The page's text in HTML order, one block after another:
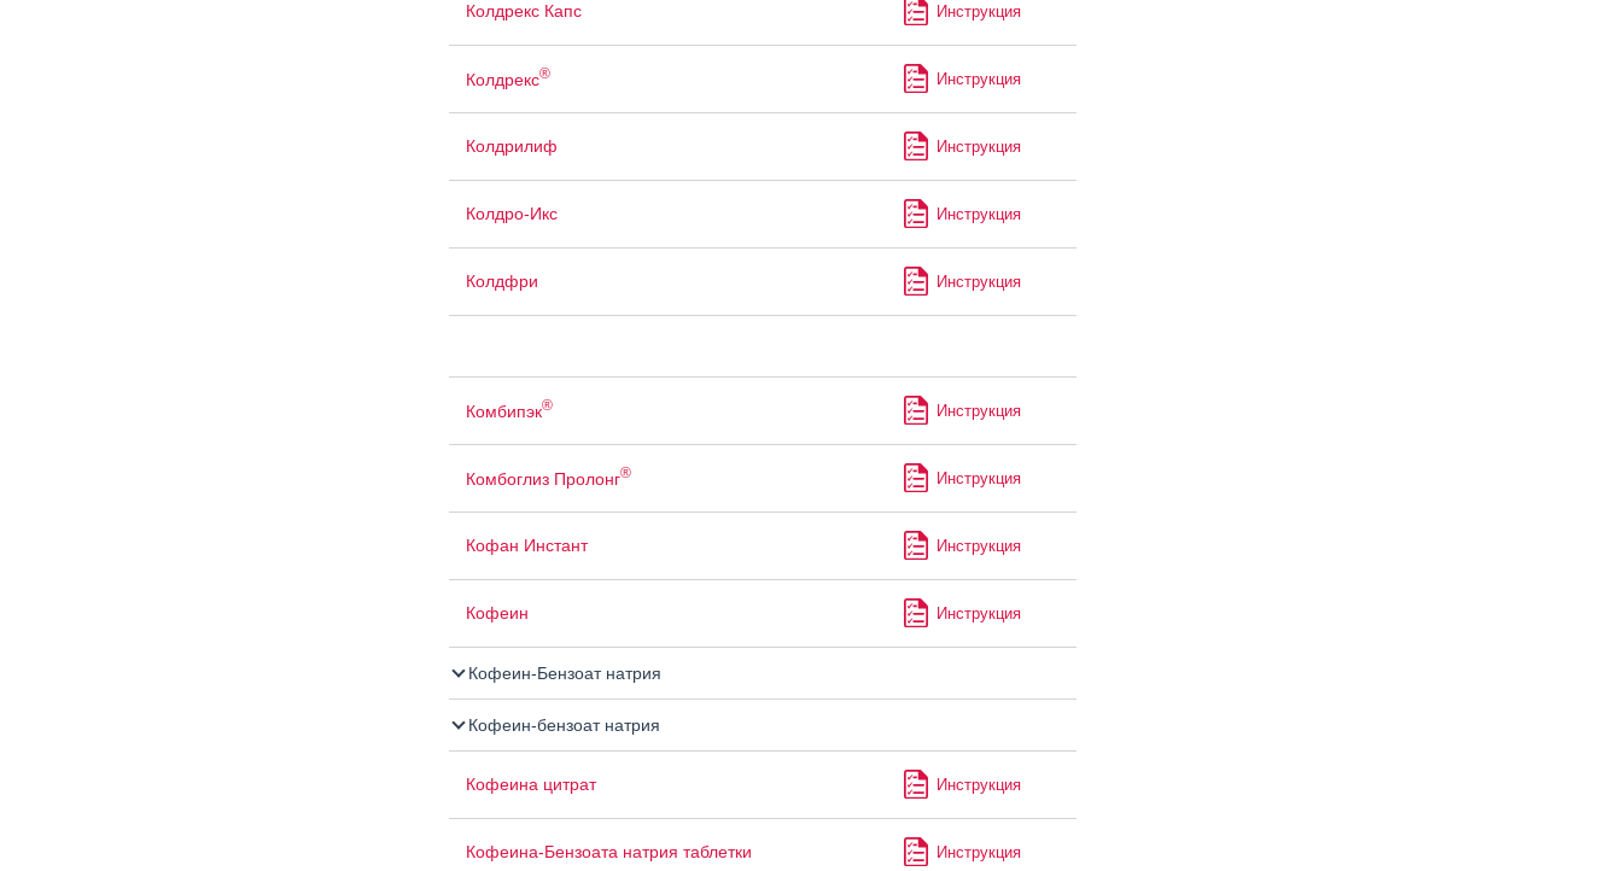
Колдрекс Капс Инструкция
Колдрекс® Инструкция
Колдрилиф Инструкция
Колдро-Икс Инструкция
Колдфри Инструкция
Комбипэк® Инструкция
Комбоглиз Пролонг® Инструкция
Кофан Инстант Инструкция
Кофеин Инструкция
Кофеин-Бензоат натрия
Кофеин-бензоат натрия
Кофеина цитрат Инструкция
Кофеина-Бензоата натрия таблетки Инструкция